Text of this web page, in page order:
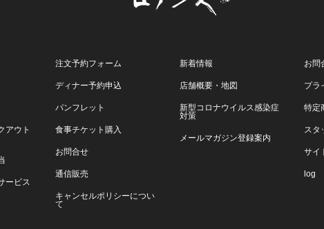
アウト
ービス
注文予約フォーム
ディナー予約申込
パンフレット
食事チケット購入
お問合せ
通信販売
キャンセルポリシーについ
て
新着情報
店舗概要・地図
新型コロナウイルス感染症
対策
メールマガジン登録案内
お問
プラ
特定
スタ
サイ
log